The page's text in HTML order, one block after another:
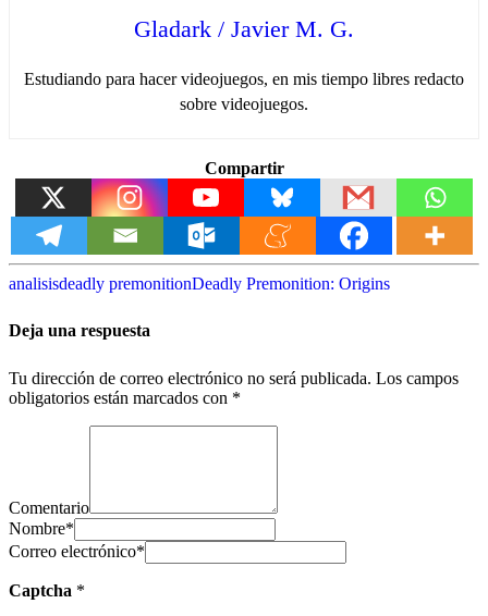
Gladark / Javier M. G.
Estudiando para hacer videojuegos, en mis tiempo libres redacto
sobre videojuegos.
Compartir
analisisdeadly premonitionDeadly Premonition: Origins
Deja una respuesta
Tu dirección de correo electrónico no será publicada. Los campos
obligatorios están marcados con *
Comentario
Nombre*
Correo electrónico*
Captcha *